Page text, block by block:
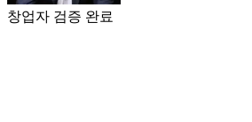
창업자 검증 완료